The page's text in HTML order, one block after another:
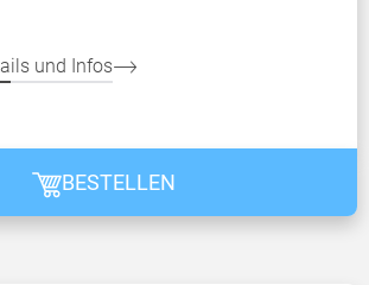
und Infos
BESTELLEN